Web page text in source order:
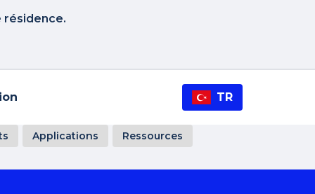
résidence.
TR
Applications
Ressources